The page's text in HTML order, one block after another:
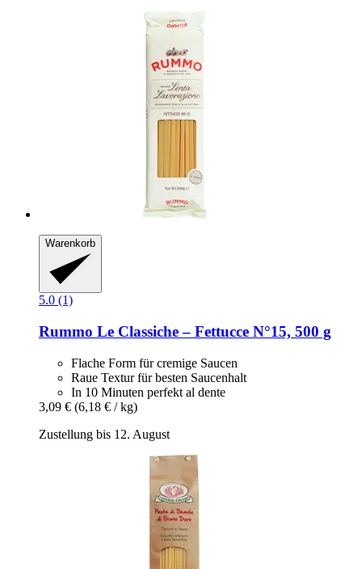
Warenkorb
5.0 (1)
Rummo Le Classiche – Fettucce N°15, 500 g
Flache Form für cremige Saucen
Raue Textur für besten Saucenhalt
In 10 Minuten perfekt al dente
3,09 € (6,18 € / kg)
Zustellung bis 12. August